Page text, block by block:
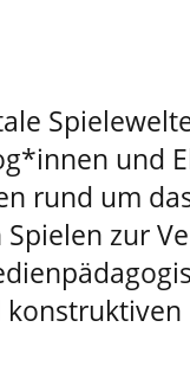
und
rund um
zur